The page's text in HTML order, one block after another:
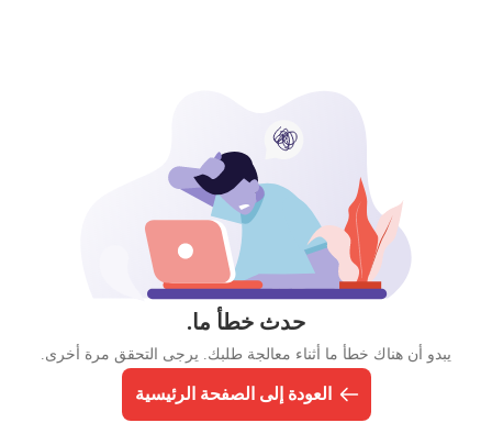
حدث خطأ ما.
يبدو أن هناك خطأ ما أثناء معالجة طلبك. يرجى التحقق مرة أخرى.
العودة إلى الصفحة الرئيسية